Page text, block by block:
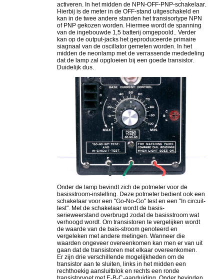
activeren. In het midden de NPN-OFF-PNP-schakelaar.
Hierbij is de meter in de OFF-stand uitgeschakeld en
kan in de twee andere standen het transisortype NPN
of PNP gekozen worden. Hiermee wordt de spanning
van de ingebouwde 1,5 batterij omgepoold.. Verder
kan op de output-jacks het geproduceerde primaire
siagnaal van de oscillator gemeten worden. In het
midden de neonlamp met de verrassende mededeling
dat de lamp zal opgloeien bij een goede transistor.
Duidelijk dus.
Onder de lamp bevindt zich de potmeter voor de
basisstroom-instelling. Deze potmeter bedient ook een
schakelaar voor een "Go-No-Go" test en een "In circuit-
test". Met de schakelaar wordt de basis-
serieweerstand overbrugd zodat de basisstroom wat
verhoogd wordt. Om transistoren te vergelijken wordt
de waarde van de bais-stroom genoteerd en
vergeleken met andere metingen. Wanneer die
waarden ongeveer overeenkomen kan men er van uit
gaan dat de transistoren met elkaar overeenkomen.
Er zijn drie verschillende mogelijkheden om de
transistor aan te sluiten, links in het midden een
rechthoekig aansluitblok en rechts een ronde